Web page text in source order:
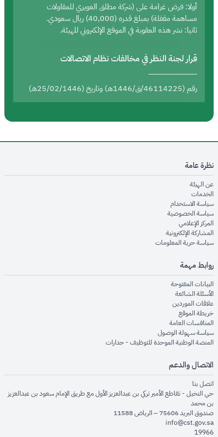
أولا: فرض غرامة على (شركة مطلق الغويري للمقاولات
مساهمة مقفلة) بمبلغ قدره (40,000) ريال سعودي.
ثانيا: نشر هذه العقوبة في الموقع الإلكتروني للهيئة.
قرار لجنة النظر في مخالفات نظام الاتصالات
رقم (46114225/ق/1446هـ) وتاريخ (25/02/1446هـ)
نظرة عامة
عن الهيئةopens in new window
الخدماتopens in new window
سياسة الاستخدام
سياسة الخصوصيةopens in new window
المركز الإعلاميopens in new window
المشاركة الإلكترونيةopens in new window
سياسة حرية المعلوماتopens in new window
روابط مهمة
البيانات المفتوحةopens in new window
الأسئلة الشائعةopens in new window
علاقات الموردينopens in new window
خريطة الموقعopens in new window
المنافسات العامةopens in new window
سياسة سهولة الوصولopens in new window
المنصة الوطنية الموحدة للتوظيف - جداراتopens in new window
الاتصال والدعم
اتصل بنا
حي النخيل - تقاطع الأمير تركي بن عبدالعزيز الأول مع طريق الإمام سعود بن عبدالعزيز
بن محمد
صندوق البريد 75606 – الرياض 11588
info@cst.gov.sa
19966